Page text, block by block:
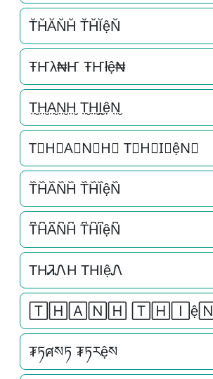
T̆H̆ĂN̆H̆ T̆H̆ĬệN̆
ŦҤλ₦Ҥ ŦҤłệ₦
T̤̮H̤̮A̤̮N̤̮H̤̮ T̤̮H̤̮I̤̮ệN̤̮
T⃘H⃘A⃘N⃘H⃘ T⃘H⃘I⃘ệN⃘
T᷈H᷈A᷈N᷈H᷈ T᷈H᷈I᷈ệN᷈
T͆H͆A͆N͆H͆ T͆H͆I͆ệN͆
THᏘᏁH THIệᏁ
🅃🄷🄰🄽🄷 🅃🄷🄸ệ🄽
₮ཏศསཏ ₮ཏརệས